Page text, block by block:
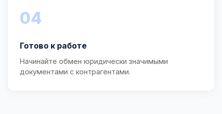
04
Готово к работе
Начинайте обмен юридически значимыми
документами с контрагентами.